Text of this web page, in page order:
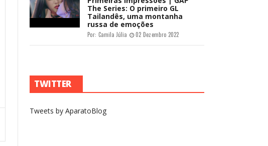
The Series: O primeiro GL
Tailandês, uma montanha
russa de emoções
Por: Camila Júlia 02 Dezembro 2022
TWITTER
Tweets by AparatoBlog